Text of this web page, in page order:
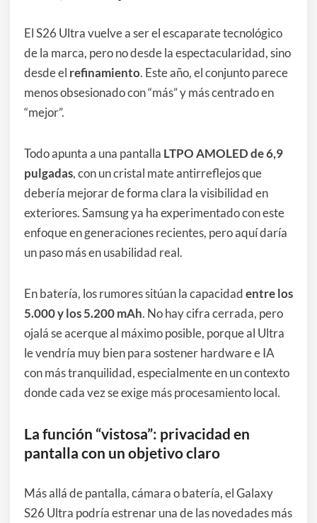
El S26 Ultra vuelve a ser el escaparate tecnológico
de la marca, pero no desde la espectacularidad, sino
desde el refinamiento. Este año, el conjunto parece
menos obsesionado con “más” y más centrado en
“mejor”.
Todo apunta a una pantalla LTPO AMOLED de 6,9
pulgadas, con un cristal mate antirreflejos que
debería mejorar de forma clara la visibilidad en
exteriores. Samsung ya ha experimentado con este
enfoque en generaciones recientes, pero aquí daría
un paso más en usabilidad real.
En batería, los rumores sitúan la capacidadentre los
5.000 y los 5.200 mAh. No hay cifra cerrada, pero
ojalá se acerque al máximo posible, porque al Ultra
le vendría muy bien para sostener hardware e IA
con más tranquilidad, especialmente en un contexto
donde cada vez se exige más procesamiento local.
La función “vistosa”: privacidad en
pantalla con un objetivo claro
Más allá de pantalla, cámara o batería, el Galaxy
S26 Ultra podría estrenar una de las novedades más